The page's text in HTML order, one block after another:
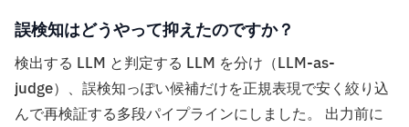
誤検知はどうやって抑えたのですか？
検出する LLM と判定する LLM を分け（LLM-as-
judge）、誤検知っぽい候補だけを正規表現で安く絞り込
んで再検証する多段パイプラインにしました。 出力前に